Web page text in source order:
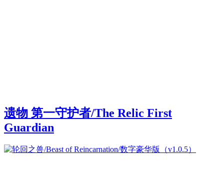
遗物 第一守护者/The Relic First
Guardian